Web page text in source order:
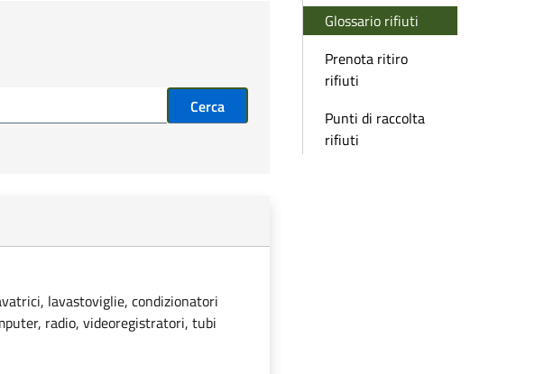
Cerca
lavastoviglie, condizionatori
radio, videoregistratori, tubi
Glossario rifiuti
Prenota ritiro
rifiuti
Punti di raccolta
rifiuti